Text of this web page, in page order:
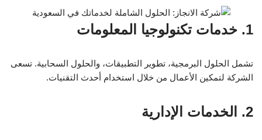
1. خدمات تكنولوجيا المعلومات
تشمل الحلول البرمجية، تطوير التطبيقات، والحلول السحابية. تسعى
الشركة لتمكين الأعمال من خلال استخدام أحدث التقنيات.
2. الخدمات الإدارية